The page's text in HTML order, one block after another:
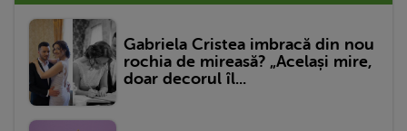
Gabriela Cristea imbracă din nou
rochia de mireasă? „Același mire,
doar decorul îl...